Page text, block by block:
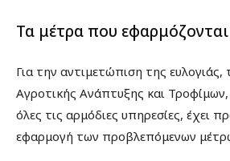
Τα μέτρα που εφαρμόζονται
Για την αντιμετώπιση της ευλογιάς,
Αγροτικής Ανάπτυξης και Τροφίμων,
όλες τις αρμόδιες υπηρεσίες, έχει
εφαρμογή των προβλεπόμενων